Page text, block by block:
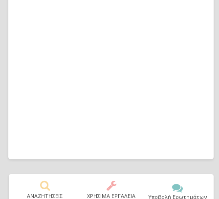
ΑΝΑΖΗΤΗΣΕΙΣ ΧΡΗΣΙΜΑ ΕΡΓΑΛΕΙΑ Υποβολή Ερωτημάτων